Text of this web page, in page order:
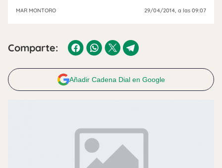
MAR MONTORO 29/04/2014, a las 09:07
Comparte:
Añadir Cadena Dial en Google